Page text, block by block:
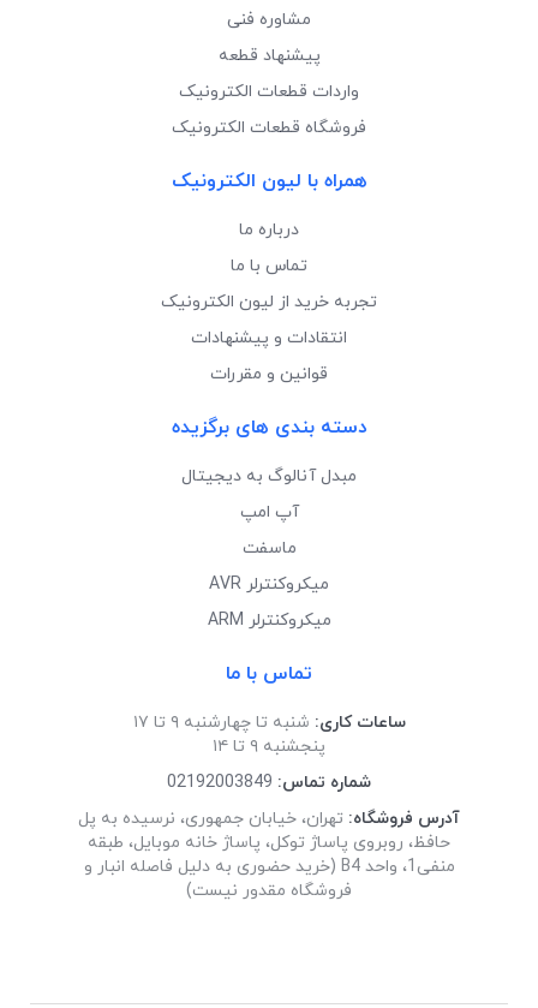
مشاوره فنی
پیشنهاد قطعه
واردات قطعات الکترونیک
فروشگاه قطعات الکترونیک
همراه با لیون الکترونیک
درباره ما
تماس با ما
تجربه خرید از لیون الکترونیک
انتقادات و پیشنهادات
قوانین و مقررات
دسته بندی های برگزیده
مبدل آنالوگ به دیجیتال
آپ امپ
ماسفت
میکروکنترلر AVR
میکروکنترلر ARM
تماس با ما
ساعات کاری: شنبه تا چهارشنبه ۹ تا ۱۷
پنجشنبه ۹ تا ۱۴
شماره تماس: 02192003849
آدرس فروشگاه: تهران، خیابان جمهوری، نرسیده به پل
حافظ، روبروی پاساژ توکل، پاساژ خانه موبایل، طبقه
منفی1، واحد B4 (خرید حضوری به دلیل فاصله انبار و
فروشگاه مقدور نیست)